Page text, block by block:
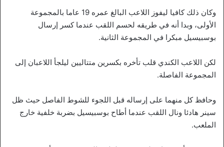
وكان ذلك كافيا ليفوز اللاعب البالغ عمره 19 عاما بالمجموعة
الأولى، وبدا أنه في طريقه لحسم اللقب عندما كسر إرسال
بوسبيسيل مبكرا في المجموعة الثانية.
لكن اللاعب الكندي قلب تأخره بكسرين متتاليين ليلجأ اللاعبان إلى
المجموعة الفاصلة.
وحافظ كل منهما على إرساله قبل اللجوء للشوط الفاصل حيث ظل
سينر هادئا ونال اللقب عندما أطاح بوسبيسيل بضربة خلفية خارج
الملعب.